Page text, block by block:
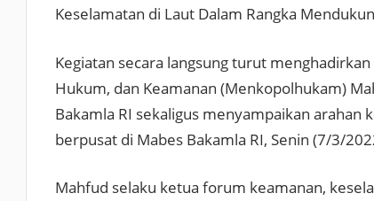
Keselamatan di Laut Dalam Rangka
Kegiatan secara langsung turut
Hukum, dan Keamanan (Menkopolhukam)
Bakamla RI sekaligus menyampaikan arahan
berpusat di Mabes Bakamla RI, Senin (7/3/
Mahfud selaku ketua forum keamanan,